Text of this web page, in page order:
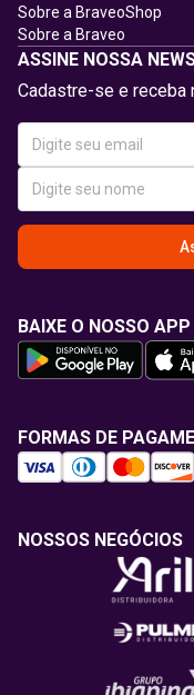
Sobre a BraveoShop
Sobre a Braveo
ASSINE NOSSA
Cadastre-se e
BAIXE O NOSSO APP
FORMAS DE
NOSSOS NEGÓCIOS